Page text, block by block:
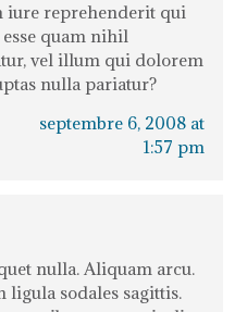
iure reprehenderit qui
quam nihil
vel illum qui dolorem
nulla pariatur?
septembre 6, 2008 at
1:57 pm
nulla. Aliquam arcu.
ligula sodales sagittis.